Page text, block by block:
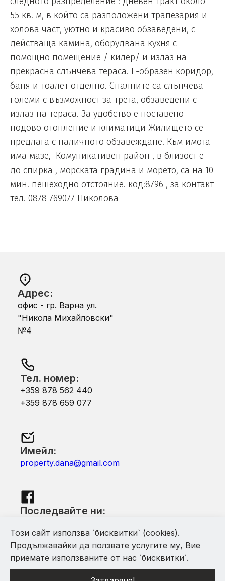
55 кв. м, в който са разположени трапезария и
холова част, уютно и красиво обзаведени, с
действаща камина, оборудвана кухня с
помощно помещение / килер/ и излаз на
прекрасна слънчева тераса. Г-образен коридор,
баня и тоалет отделно. Спалните са слънчева
големи с възможност за трета, обзаведени с
излаз на тераса. За удобство е поставено
подово отопление и климатици Жилището се
предлага с наличното обзавеждане. Към имота
има мазе, Комуникативен район , в близост е
до спирка , морската градина и морето, са на 10
мин. пешеходно отстояние. код:8796 , за контакт
тел. 0878 769077 Николова
Адрес:
офис - гр. Варна ул.
"Никола Михайловски"
№4
Тел. номер:
+359 878 562 440
+359 878 659 077
Имейл:
property.dana@gmail.com
Последвайте ни:
Този сайт използва `бисквитки` (cookies).
Продължавайки да ползвате услугите му, Вие
приемате използваните от нас `бисквитки`.